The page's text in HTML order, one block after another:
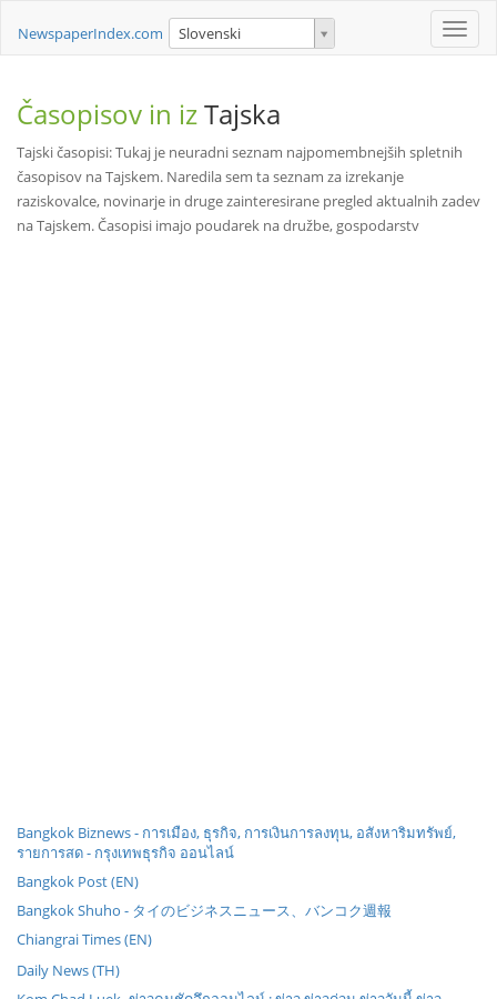
Toggle
NewspaperIndex.com Slovenski
Časopisov in izTajska
Tajski časopisi: Tukaj je neuradni seznam najpomembnejših spletnih
časopisov na Tajskem. Naredila sem ta seznam za izrekanje
raziskovalce, novinarje in druge zainteresirane pregled aktualnih zadev
na Tajskem. Časopisi imajo poudarek na družbe, gospodarstv
Bangkok Biznews - การเมือง, ธุรกิจ, การเงินการลงทุน, อสังหาริมทรัพย์,
รายการสด - กรุงเทพธุรกิจ ออนไลน์
Bangkok Post (EN)
Bangkok Shuho - タイのビジネスニュース、バンコク週報
Chiangrai Times (EN)
Daily News (TH)